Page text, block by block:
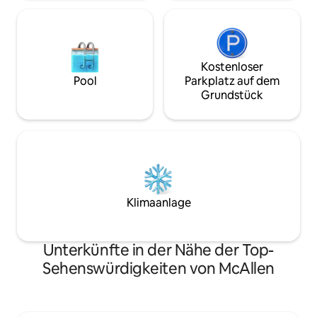
Pool
Kostenloser
Parkplatz auf dem
Grundstück
Klimaanlage
Unterkünfte in der Nähe der Top-
Sehenswürdigkeiten von McAllen